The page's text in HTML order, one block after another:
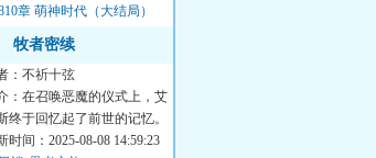
士》的圣职者...
章 萌神时代（大结局）
牧者密续
：不祈十弦
：在召唤恶魔的仪式上，艾
终于回忆起了前世的记忆。
该是一款由自家公司发行并
时间：2025-08-08 14:59:23